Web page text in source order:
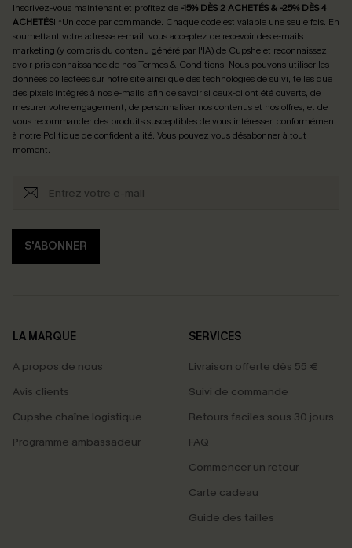
Inscrivez-vous maintenant et profitez de -15% DÈS 2 ACHETÉS & -25% DÈS 4
ACHETÉS! *Un code par commande. Chaque code est valable une seule fois. En
soumettant votre adresse e-mail, vous acceptez de recevoir des e-mails
marketing (y compris du contenu généré par l'IA) de Cupshe et reconnaissez
avoir pris connaissance de nosTermes & Conditions. Nous pouvons utiliser les
données collectées sur notre site ainsi que des technologies de suivi, telles que
des pixels intégrés à nos e-mails, afin de savoir si ceux-ci ont été ouverts, de
mesurer votre engagement, de personnaliser nos contenus et nos offres, et de
vous recommander des produits susceptibles de vous intéresser, conformément
à notre Politique de confidentialité. Vous pouvez vous désabonner à tout
moment.
S'ABONNER
LA MARQUE
À propos de nous
Avis clients
Cupshe chaîne logistique
Programme ambassadeur
SERVICES
Livraison offerte dès 55 €
Suivi de commande
Retours faciles sous 30 jours
FAQ
Commencer un retour
Carte cadeau
Guide des tailles